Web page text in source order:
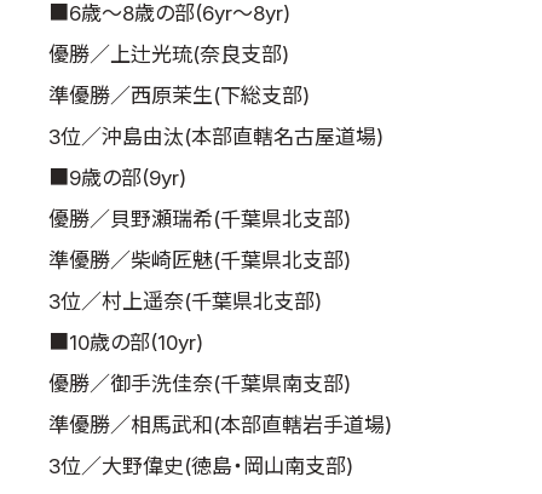
■6歳～8歳の部(6yr～8yr)
優勝／上辻光琉(奈良支部)
準優勝／西原茉生(下総支部)
3位／沖島由汰(本部直轄名古屋道場)
■9歳の部(9yr)
優勝／貝野瀬瑞希(千葉県北支部)
準優勝／柴崎匠魅(千葉県北支部)
3位／村上遥奈(千葉県北支部)
■10歳の部(10yr)
優勝／御手洗佳奈(千葉県南支部)
準優勝／相馬武和(本部直轄岩手道場)
3位／大野偉史(徳島・岡山南支部)